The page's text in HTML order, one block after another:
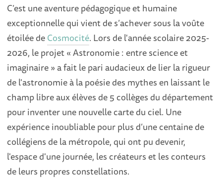
C’est une aventure pédagogique et humaine
exceptionnelle qui vient de s’achever sous la voûte
étoilée deCosmocité. Lors de l'année scolaire 2025-
2026, le projet « Astronomie : entre science et
imaginaire » a fait le pari audacieux de lier la rigueur
de l'astronomie à la poésie des mythes en laissant le
champ libre aux élèves de 5 collèges du département
pour inventer une nouvelle carte du ciel. Une
expérience inoubliable pour plus d’une centaine de
collégiens de la métropole, qui ont pu devenir,
l'espace d'une journée, les créateurs et les conteurs
de leurs propres constellations.